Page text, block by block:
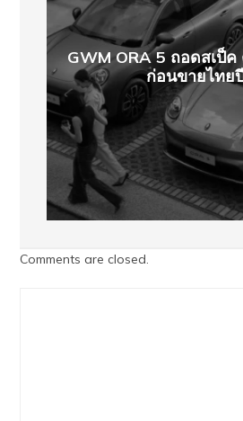
GWM ORA 5 ถอดสเป็
ก่อนขายไทย
Comments are closed.